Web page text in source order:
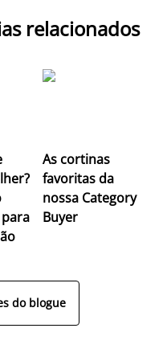
relacionados
As cortinas
favoritas da
nossa Category
Buyer
do blogue